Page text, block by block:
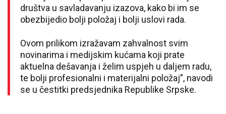
društva u savladavanju izazova, kako bi im se
obezbijedio bolji položaj i bolji uslovi rada.
Ovom prilikom izražavam zahvalnost svim
novinarima i medijskim kućama koji prate
aktuelna dešavanja i želim uspjeh u daljem radu,
te bolji profesionalni i materijalni položaj”, navodi
se u čestitki predsjednika Republike Srpske.